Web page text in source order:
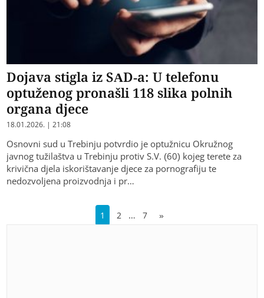
Dojava stigla iz SAD-a: U telefonu
optuženog pronašli 118 slika polnih
organa djece
18.01.2026. | 21:08
Osnovni sud u Trebinju potvrdio je optužnicu Okružnog
javnog tužilaštva u Trebinju protiv S.V. (60) kojeg terete za
krivična djela iskorištavanje djece za pornografiju te
nedozvoljena proizvodnja i pr…
1 2 … 7 »